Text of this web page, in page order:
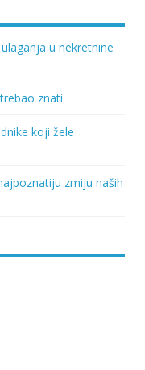
u nekretnine
znati
koji žele
zmiju naših